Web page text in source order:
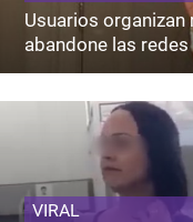
Usuarios organizan
abandone las
VIRAL